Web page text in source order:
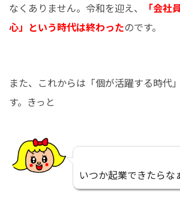
なくありません。令和を迎え、
「会社
心」という時代は終わったのです。
また、これからは「個が活躍する時代
す。きっと
いつか起業できたらな